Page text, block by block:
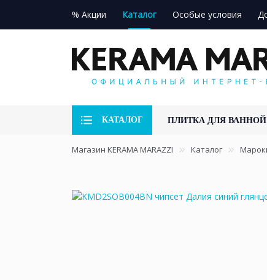
% Акции Каталог Особые условия
КАТАЛОГ ПЛИТКА ДЛЯ ВАННОЙ
Магазин KERAMA MARAZZI Каталог